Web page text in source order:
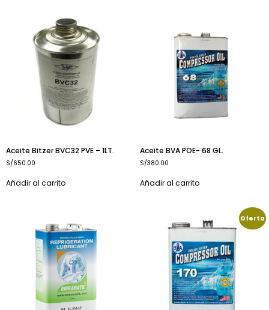
Aceite Bitzer BVC32 PVE – 1LT.
S/650.00
Añadir al carrito
Aceite BVA POE- 68 GL.
S/380.00
Añadir al carrito
Oferta